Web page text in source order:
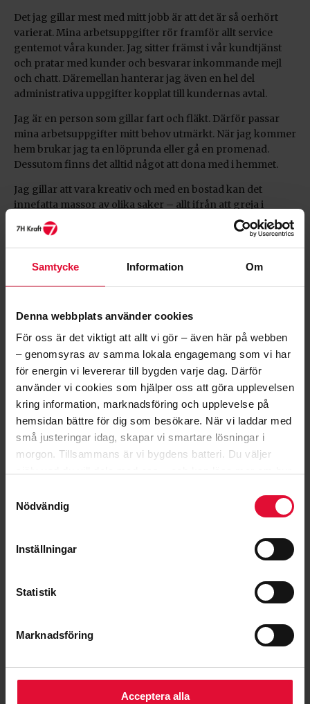
Samtycke Information Om
Denna webbplats använder cookies
För oss är det viktigt att allt vi gör – även här på webben
– genomsyras av samma lokala engagemang som vi har
för energin vi levererar till bygden varje dag. Därför
använder vi cookies som hjälper oss att göra upplevelsen
kring information, marknadsföring och upplevelse på
hemsidan bättre för dig som besökare. När vi laddar med
små justeringar idag, skapar vi smartare lösningar i
morgon. Tillsammans är vi bygdens batteri. Du väljer
Nödvändig
Inställningar
Statistik
Marknadsföring
Acceptera alla
Det jag gillar mest med mitt jobb är att det är så oerhört
varierat. Mina arbetsuppgifter rör framför allt service
gentemot våra kunder. Jag sitter främst i vår kundtjänst
och pratar med kunder och besvarar inkommande mejl
och chatt. Däremellan hanterar jag även en hel del
administrativa uppgifter kopplat till kundernas avtal.
Jag är en person som gillar fart och fläkt. Därför passar
mina arbetsuppgifter mitt behov utmärkt. När jag kommer
hem brukar jag ta en löprunda eller gå en promenad.
Dessutom finns det alltid något att dona med i hemmet.
Jag gillar att vara kreativ och med en bostad kan det
innefatta massor av olika saker – allt ifrån att greja i
trädgården till att pyssla med någon detalj i hemmet. Det
är så jag tankar energi, samtidigt som jag gosar med mina
två katter.
Jag heter Johanna och jobbar på backoffice på 7H Kraft. Min
kraft kommer härifrån.